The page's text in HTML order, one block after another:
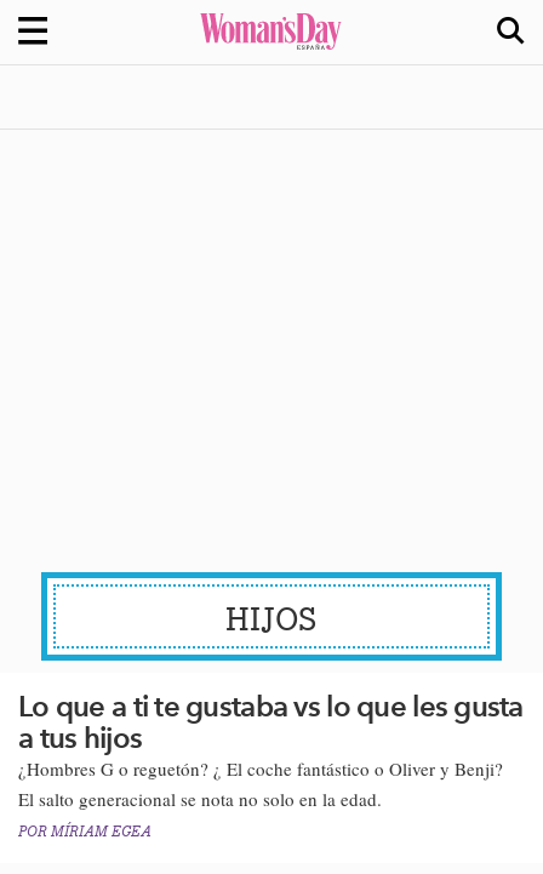
HIJOS
Lo que a ti te gustaba vs lo que les gusta
a tus hijos
¿Hombres G o reguetón​? ¿ El coche fantástico o Oliver y Benji?
El salto generacional se nota no solo en la edad.
POR MÍRIAM EGEA